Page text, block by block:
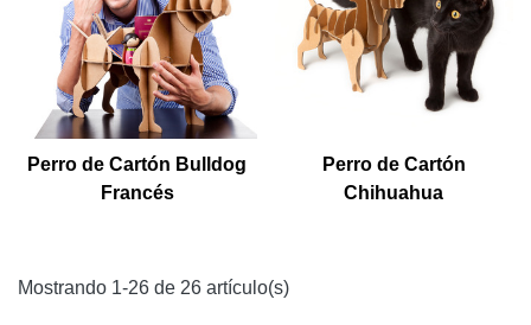
Perro de Cartón Bulldog
Francés
Perro de Cartón
Chihuahua
Mostrando 1-26 de 26 artículo(s)